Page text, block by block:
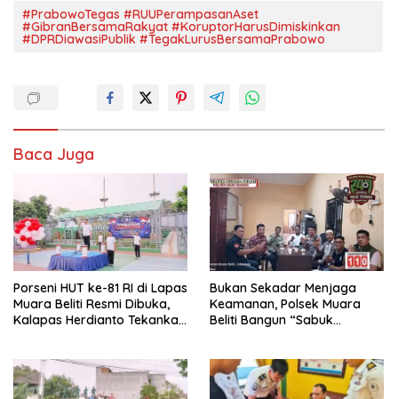
#PrabowoTegas #RUUPerampasanAset
#GibranBersamaRakyat #KoruptorHarusDimiskinkan
#DPRDiawasiPublik #TegakLurusBersamaPrabowo
Baca Juga
Porseni HUT ke-81 RI di Lapas
Muara Beliti Resmi Dibuka,
Kalapas Herdianto Tekankan
Bukan Sekadar Menjaga
Keamanan, Polsek Muara
Beliti Bangun “Sabuk